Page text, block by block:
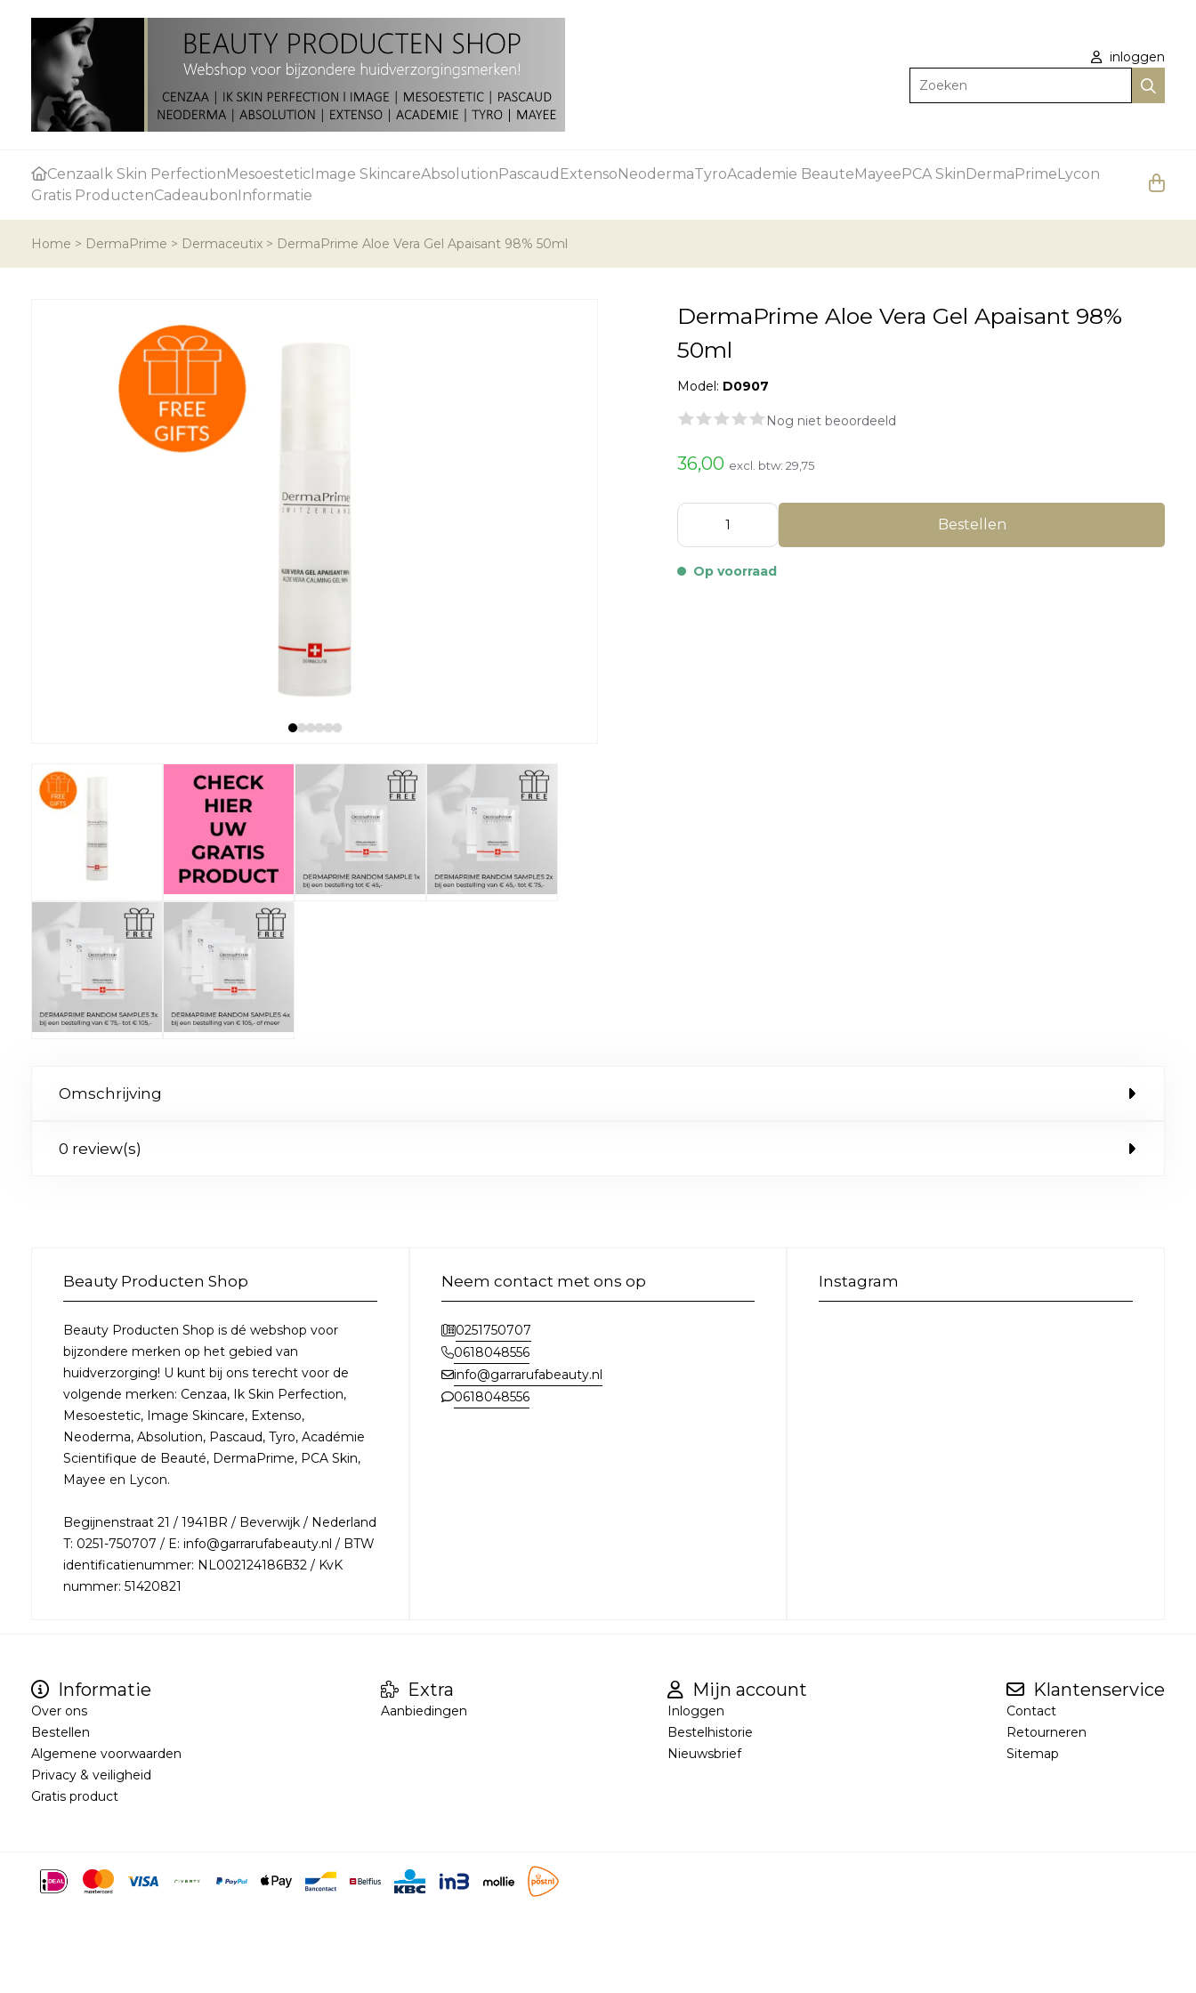
inloggen
Zoeken
CenzaaIk Skin PerfectionMesoesteticImage SkincareAbsolutionPascaud ExtensoNeodermaTyroAcademie BeauteMayeePCA SkinDermaPrimeLycon
Gratis ProductenCadeaubonInformatie
Home > DermaPrime > Dermaceutix > DermaPrime Aloe Vera Gel Apaisant 98% 50ml
DermaPrime Aloe Vera Gel Apaisant 98%
50ml
Model: D0907
Nog niet beoordeeld
36,00 excl. btw:29,75
Bestellen
Op voorraad
Omschrijving
0 review(s)
Beauty Producten Shop
Beauty Producten Shop is dé webshop voor
bijzondere merken op het gebied van
huidverzorging! U kunt bij ons terecht voor de
volgende merken: Cenzaa, Ik Skin Perfection,
Mesoestetic, Image Skincare, Extenso,
Neoderma, Absolution, Pascaud, Tyro, Académie
Scientifique de Beauté, DermaPrime, PCA Skin,
Mayee en Lycon.
Begijnenstraat 21 / 1941BR / Beverwijk / Nederland
T: 0251-750707 / E: info@garrarufabeauty.nl / BTW
identificatienummer: NL002124186B32 / KvK
nummer: 51420821
Neem contact met ons op
0251750707
0618048556
info@garrarufabeauty.nl
0618048556
Instagram
Informatie
Over ons
Bestellen
Algemene voorwaarden
Privacy & veiligheid
Gratis product
Extra
Aanbiedingen
Mijn account
Inloggen
Bestelhistorie
Nieuwsbrief
Klantenservice
Contact
Retourneren
Sitemap